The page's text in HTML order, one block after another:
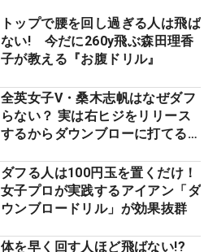
トップで腰を回し過ぎる人は飛ば
ない! 今だに260y飛ぶ森田理香
子が教える『お腹ドリル』
全英女子V・桑木志帆はなぜダフ
らない？ 実は右ヒジをリリース
するからダウンブローに打てる #
ダフる人は100円玉を置くだけ！
女子プロが実践するアイアン「ダ
ウンブロードリル」が効果抜群
体を早く回す人ほど飛ばない!?